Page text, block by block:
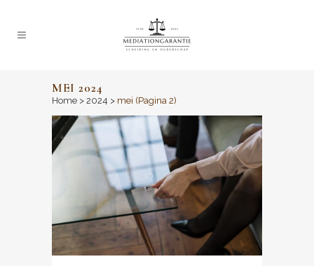
MEI 2024
Home > 2024 > mei (Pagina 2)